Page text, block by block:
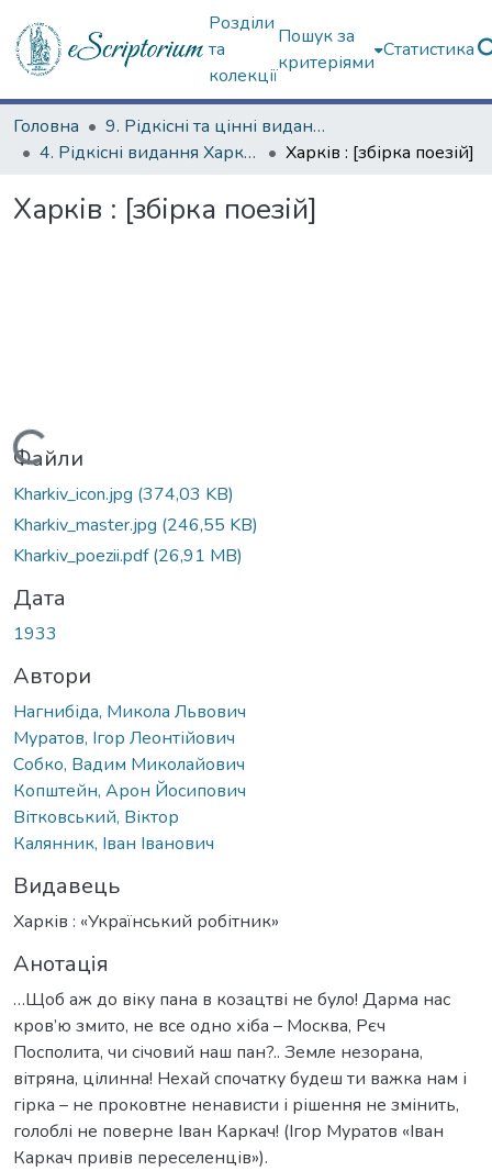
Розділи
та
колекції
Пошук за
критеріями
Статистика
Головна
9. Рідкісні та цінні видання
4. Рідкісні видання Харкова ХХ ст.
Харків : [збірка поезій]
Харків : [збірка поезій]
Вантажиться...
Файли
Kharkiv_icon.jpg (374,03 KB)
Kharkiv_master.jpg (246,55 KB)
Kharkiv_poezii.pdf(26,91 MB)
Дата
1933
Автори
Нагнибіда, Микола Львович
Муратов, Ігор Леонтійович
Собко, Вадим Миколайович
Копштейн, Арон Йосипович
Вітковський, Віктор
Калянник, Іван Іванович
Видавець
Харків : «Український робітник»
Анотація
…Щоб аж до віку пана в козацтві не було! Дарма нас
кров’ю змито, не все одно хіба – Москва, Рєч
Посполита, чи січовий наш пан?.. Земле незорана,
вітряна, цілинна! Нехай спочатку будеш ти важка нам і
гірка – не проковтне ненависти і рішення не змінить,
голоблі не поверне Іван Каркач! (Ігор Муратов «Іван
Каркач привів переселенців»).